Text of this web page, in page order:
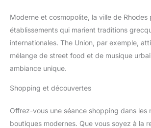
Moderne et cosmopolite, la ville de Rhodes
établissements qui marient traditions
internationales. The Union, par exemple,
mélange de street food et de musique
ambiance unique.
Shopping et découvertes
Offrez-vous une séance shopping dans les
boutiques modernes. Que vous soyez à la